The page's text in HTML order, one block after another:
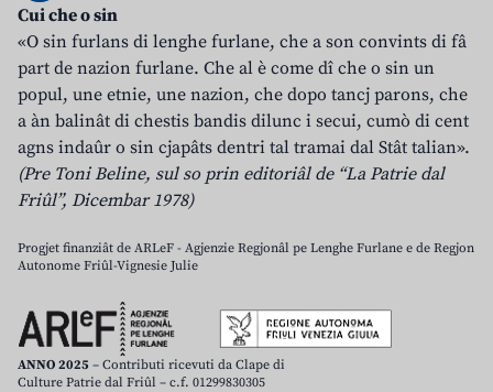
Cui che o sin
«O sin furlans di lenghe furlane, che a son convints di fâ
part de nazion furlane. Che al è come dî che o sin un
popul, une etnie, une nazion, che dopo tancj parons, che
a àn balinât di chestis bandis dilunc i secui, cumò di cent
agns indaûr o sin cjapâts dentri tal tramai dal Stât talian».
(Pre Toni Beline, sul so prin editoriâl de “La Patrie dal
Friûl”, Dicembar 1978)
Progjet finanziât de ARLeF - Agjenzie Regjonâl pe Lenghe Furlane e de Regjon
Autonome Friûl-Vignesie Julie
ANNO 2025 – Contributi ricevuti da Clape di
Culture Patrie dal Friûl – c.f. 01299830305